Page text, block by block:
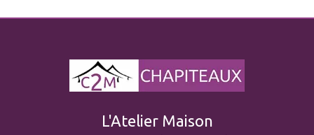
L'Atelier Maison